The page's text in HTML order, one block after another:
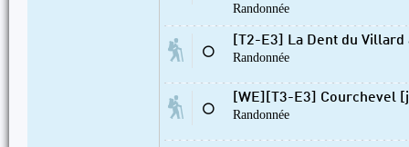
Randonnée
⚪
[T2-E3] La Dent du
Randonnée
⚪
[WE][T3-E3] Courchevel
Randonnée